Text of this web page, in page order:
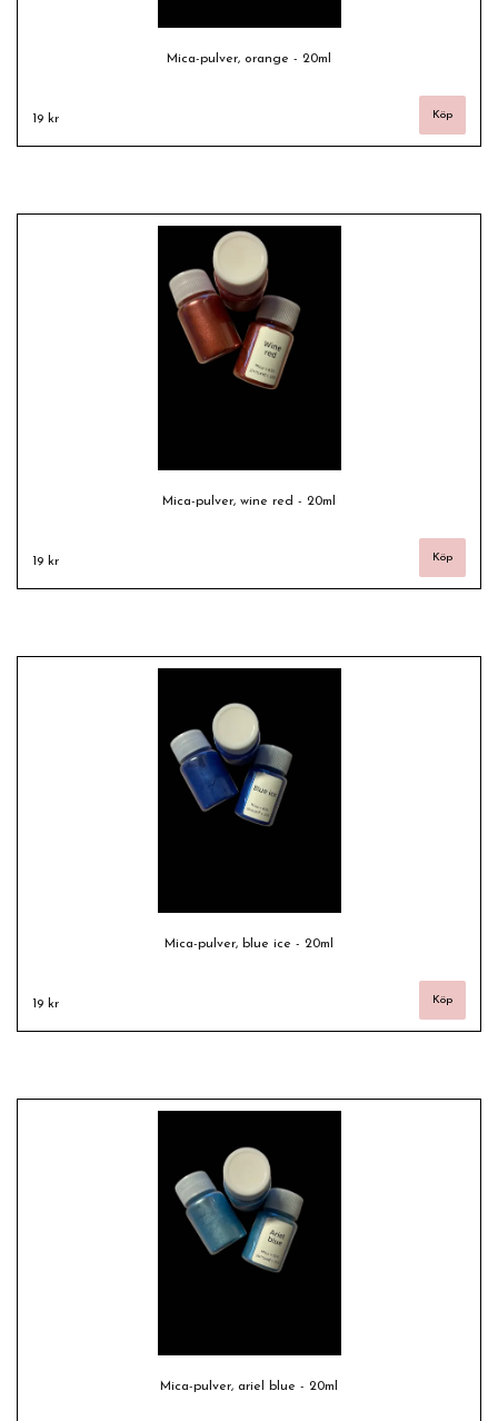
Mica-pulver, orange - 20ml
19 kr
Mica-pulver, wine red - 20ml
19 kr
Mica-pulver, blue ice - 20ml
19 kr
Mica-pulver, ariel blue - 20ml